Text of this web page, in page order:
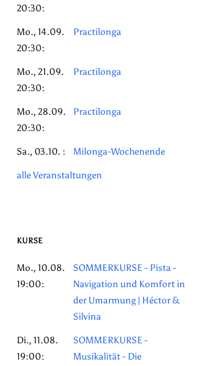
20:30:
Mo., 14.09.
20:30:
Practilonga
Mo., 21.09.
20:30:
Practilonga
Mo., 28.09.
20:30:
Practilonga
Sa., 03.10. : Milonga-Wochenende
alle Veranstaltungen
KURSE
Mo., 10.08.
19:00:
SOMMERKURSE - Pista -
Navigation und Komfort in
der Umarmung | Héctor &
Silvina
Di., 11.08.
19:00:
SOMMERKURSE -
Musikalität - Die